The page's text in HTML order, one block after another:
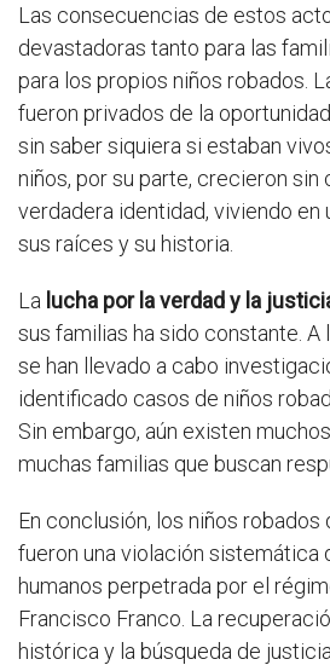
Las consecuencias de estos
devastadoras tanto para las
para los propios niños robados.
fueron privados de la
sin saber siquiera si estaban
niños, por su parte, crecieron sin
verdadera identidad, viviendo en
sus raíces y su historia.
La lucha por la verdad y la
sus familias ha sido constante. A
se han llevado a cabo
identificado casos de niños
Sin embargo, aún existen
muchas familias que buscan
En conclusión, los niños robados
fueron una violación sistemática
humanos perpetrada por el
Francisco Franco. La
histórica y la búsqueda de